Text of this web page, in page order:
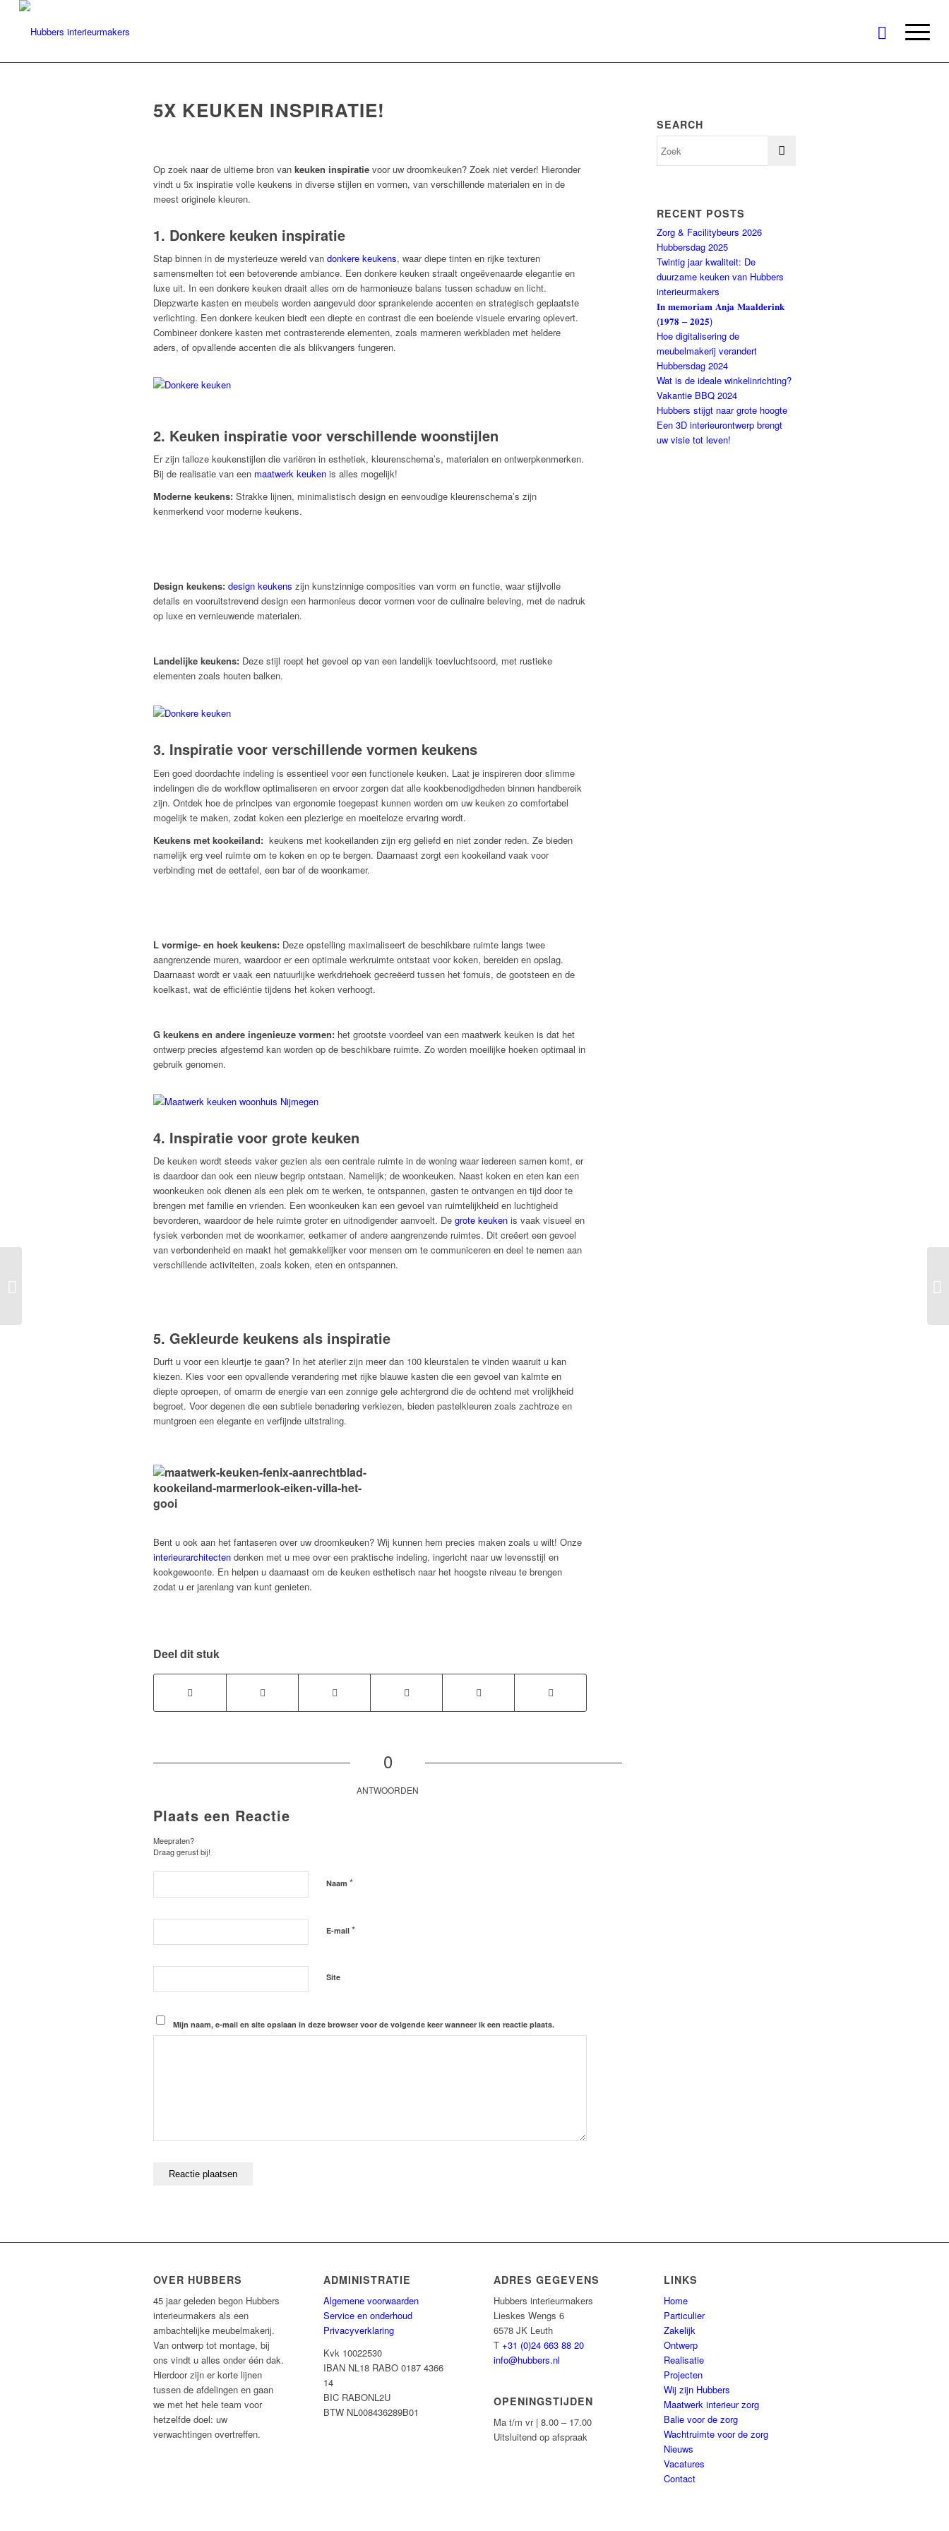
5X KEUKEN INSPIRATIE!
Op zoek naar de ultieme bron van keuken inspiratie voor uw droomkeuken? Zoek niet verder! Hieronder
vindt u 5x inspiratie volle keukens in diverse stijlen en vormen, van verschillende materialen en in de
meest originele kleuren.
1. Donkere keuken inspiratie
Stap binnen in de mysterieuze wereld van donkere keukens, waar diepe tinten en rijke texturen
samensmelten tot een betoverende ambiance. Een donkere keuken straalt ongeëvenaarde elegantie en
luxe uit. In een donkere keuken draait alles om de harmonieuze balans tussen schaduw en licht.
Diepzwarte kasten en meubels worden aangevuld door sprankelende accenten en strategisch geplaatste
verlichting. Een donkere keuken biedt een diepte en contrast die een boeiende visuele ervaring oplevert.
Combineer donkere kasten met contrasterende elementen, zoals marmeren werkbladen met heldere
aders, of opvallende accenten die als blikvangers fungeren.
2. Keuken inspiratie voor verschillende woonstijlen
Er zijn talloze keukenstijlen die variëren in esthetiek, kleurenschema’s, materialen en ontwerpkenmerken.
Bij de realisatie van een maatwerk keuken is alles mogelijk!
Moderne keukens: Strakke lijnen, minimalistisch design en eenvoudige kleurenschema’s zijn
kenmerkend voor moderne keukens.
Design keukens: design keukens zijn kunstzinnige composities van vorm en functie, waar stijlvolle
details en vooruitstrevend design een harmonieus decor vormen voor de culinaire beleving, met de nadruk
op luxe en vernieuwende materialen.
Landelijke keukens: Deze stijl roept het gevoel op van een landelijk toevluchtsoord, met rustieke
elementen zoals houten balken.
3. Inspiratie voor verschillende vormen keukens
Een goed doordachte indeling is essentieel voor een functionele keuken. Laat je inspireren door slimme
indelingen die de workflow optimaliseren en ervoor zorgen dat alle kookbenodigdheden binnen handbereik
zijn. Ontdek hoe de principes van ergonomie toegepast kunnen worden om uw keuken zo comfortabel
mogelijk te maken, zodat koken een plezierige en moeiteloze ervaring wordt.
Keukens met kookeiland: keukens met kookeilanden zijn erg geliefd en niet zonder reden. Ze bieden
namelijk erg veel ruimte om te koken en op te bergen. Daarnaast zorgt een kookeiland vaak voor
verbinding met de eettafel, een bar of de woonkamer.
L vormige- en hoek keukens: Deze opstelling maximaliseert de beschikbare ruimte langs twee
aangrenzende muren, waardoor er een optimale werkruimte ontstaat voor koken, bereiden en opslag.
Daarnaast wordt er vaak een natuurlijke werkdriehoek gecreëerd tussen het fornuis, de gootsteen en de
koelkast, wat de efficiëntie tijdens het koken verhoogt.
G keukens en andere ingenieuze vormen: het grootste voordeel van een maatwerk keuken is dat het
ontwerp precies afgestemd kan worden op de beschikbare ruimte. Zo worden moeilijke hoeken optimaal in
gebruik genomen.
4. Inspiratie voor grote keuken
De keuken wordt steeds vaker gezien als een centrale ruimte in de woning waar iedereen samen komt, er
is daardoor dan ook een nieuw begrip ontstaan. Namelijk; de woonkeuken. Naast koken en eten kan een
woonkeuken ook dienen als een plek om te werken, te ontspannen, gasten te ontvangen en tijd door te
brengen met familie en vrienden. Een woonkeuken kan een gevoel van ruimtelijkheid en luchtigheid
bevorderen, waardoor de hele ruimte groter en uitnodigender aanvoelt. De grote keuken is vaak visueel en
fysiek verbonden met de woonkamer, eetkamer of andere aangrenzende ruimtes. Dit creëert een gevoel
van verbondenheid en maakt het gemakkelijker voor mensen om te communiceren en deel te nemen aan
verschillende activiteiten, zoals koken, eten en ontspannen.
5. Gekleurde keukens als inspiratie
Durft u voor een kleurtje te gaan? In het aterlier zijn meer dan 100 kleurstalen te vinden waaruit u kan
kiezen. Kies voor een opvallende verandering met rijke blauwe kasten die een gevoel van kalmte en
diepte oproepen, of omarm de energie van een zonnige gele achtergrond die de ochtend met vrolijkheid
begroet. Voor degenen die een subtiele benadering verkiezen, bieden pastelkleuren zoals zachtroze en
muntgroen een elegante en verfijnde uitstraling.
Bent u ook aan het fantaseren over uw droomkeuken? Wij kunnen hem precies maken zoals u wilt! Onze
interieurarchitecten denken met u mee over een praktische indeling, ingericht naar uw levensstijl en
kookgewoonte. En helpen u daarnaast om de keuken esthetisch naar het hoogste niveau te brengen
zodat u er jarenlang van kunt genieten.
Deel dit stuk
0
ANTWOORDEN
Plaats een Reactie
Meepraten?
Draag gerust bij!
Naam *
E-mail *
Site
Mijn naam, e-mail en site opslaan in deze browser voor de volgende keer wanneer ik een reactie plaats.
SEARCH
RECENT POSTS
Zorg & Facilitybeurs 2026
Hubbersdag 2025
Twintig jaar kwaliteit: De
duurzame keuken van Hubbers
interieurmakers
𝐈𝐧 𝐦𝐞𝐦𝐨𝐫𝐢𝐚𝐦 𝐀𝐧𝐣𝐚 𝐌𝐚𝐚𝐥𝐝𝐞𝐫𝐢𝐧𝐤
(𝟏𝟗𝟕𝟖 – 𝟐𝟎𝟐𝟓)
Hoe digitalisering de
meubelmakerij verandert
Hubbersdag 2024
Wat is de ideale winkelinrichting?
Vakantie BBQ 2024
Hubbers stijgt naar grote hoogte
Een 3D interieurontwerp brengt
uw visie tot leven!
OVER HUBBERS
45 jaar geleden begon Hubbers
interieurmakers als een
ambachtelijke meubelmakerij.
Van ontwerp tot montage, bij
ons vindt u alles onder één dak.
Hierdoor zijn er korte lijnen
tussen de afdelingen en gaan
we met het hele team voor
hetzelfde doel: uw
verwachtingen overtreffen.
ADMINISTRATIE
Algemene voorwaarden
Service en onderhoud
Privacyverklaring
Kvk 10022530
IBAN NL18 RABO 0187 4366
14
BIC RABONL2U
BTW NL008436289B01
ADRES GEGEVENS
Hubbers interieurmakers
Lieskes Wengs 6
6578 JK Leuth
T+31 (0)24 663 88 20
info@hubbers.nl
OPENINGSTIJDEN
Ma t/m vr | 8.00 – 17.00
Uitsluitend op afspraak
LINKS
Home
Particulier
Zakelijk
Ontwerp
Realisatie
Projecten
Wij zijn Hubbers
Maatwerk interieur zorg
Balie voor de zorg
Wachtruimte voor de zorg
Nieuws
Vacatures
Contact